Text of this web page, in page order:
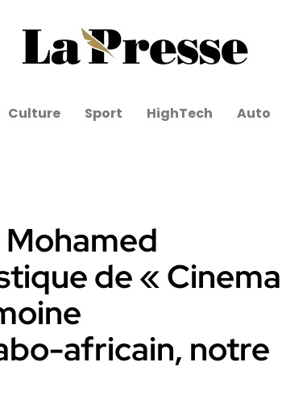
Culture Sport HighTech Auto
de « Cinema
africain, notre